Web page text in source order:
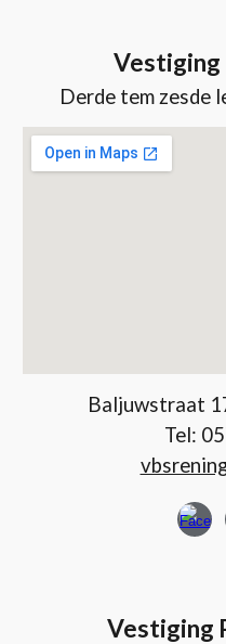
Derde tem zesde
Baljuwstraat
Tel:
Vestiging